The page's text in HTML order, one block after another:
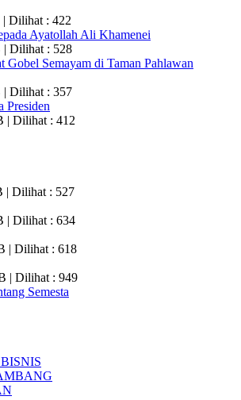
Dilihat : 422
Ayatollah Ali Khamenei
| Dilihat : 528
Gobel Semayam di Taman Pahlawan
| Dilihat : 357
Presiden
| Dilihat : 412
| Dilihat : 527
| Dilihat : 634
| Dilihat : 618
| Dilihat : 949
Semesta